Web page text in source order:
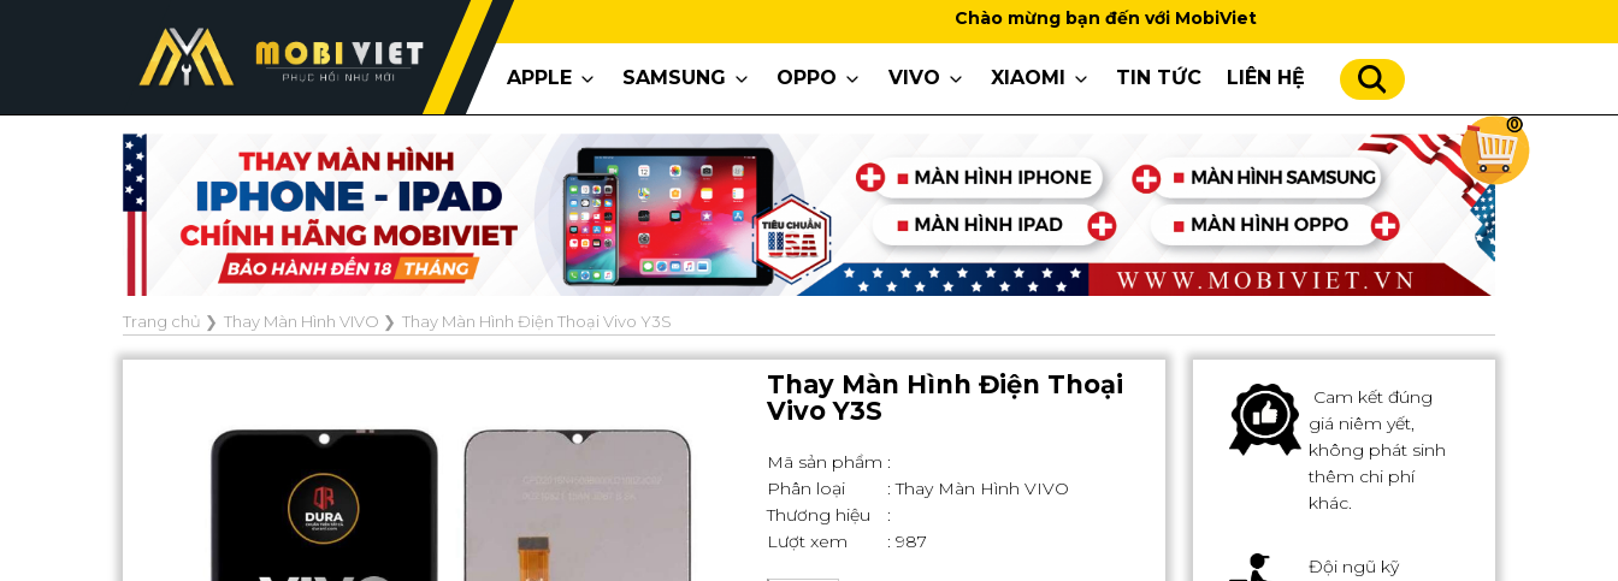
0
Chào mừng bạn đến với MobiViet
APPLE SAMSUNG OPPO VIVO XIAOMI TIN TỨC LIÊN HỆ
Trang chủ ❯ Thay Màn Hình VIVO ❯ Thay Màn Hình Điện Thoại Vivo Y3S
Thay Màn Hình Điện Thoại
Vivo Y3S
Mã sản phẩm :
Phân loại
: Thay Màn Hình VIVO
Thương hiệu
:
Lượt xem
: 987
Cam kết đúng
giá niêm yết,
không phát sinh
thêm chi phí
khác.
Đội ngũ kỹ